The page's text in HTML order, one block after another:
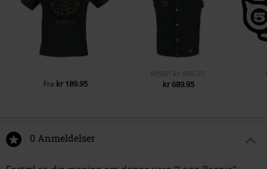
Fra kr 189.95
MSRP kr 699.95
kr 689.95
0 Anmeldelser